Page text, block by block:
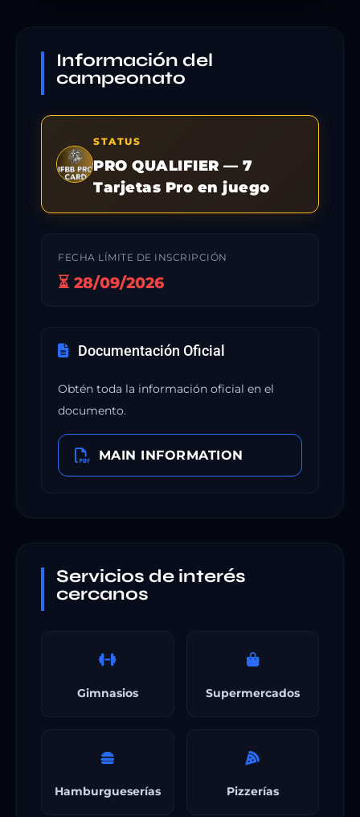
Información del
campeonato
STATUS
PRO QUALIFIER — 7
Tarjetas Pro en juego
FECHA LÍMITE DE INSCRIPCIÓN
⏳ 28/09/2026
Documentación Oficial
Obtén toda la información oficial en el
documento.
MAIN INFORMATION
Servicios de interés
cercanos
Gimnasios Supermercados
Hamburgueserías Pizzerías